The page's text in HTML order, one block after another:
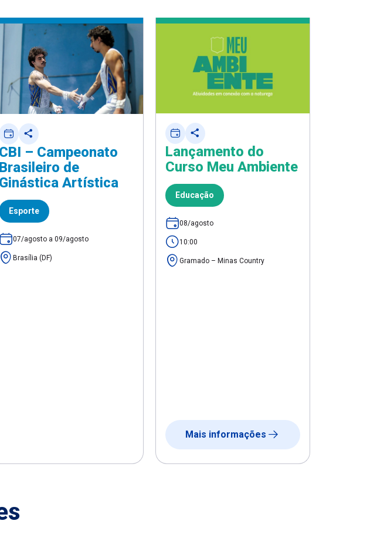
CBI – Campeonato
Brasileiro de
Ginástica Artística
Esporte
07/agosto a 09/agosto
Brasília (DF)
Lançamento do
Curso Meu Ambiente
Educação
08/agosto
10:00
Gramado – Minas Country
Mais informações